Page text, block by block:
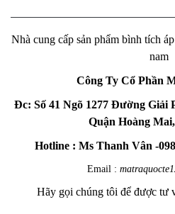
Nhà cung cấp sản phẩm bình tích
nam
Công Ty Cổ Phần
Đc: Số 41 Ngõ 1277 Đường Giải
Quận Hoàng
Hotline : Ms Thanh Vân -
Email :
Hãy gọi chúng tôi để được tư